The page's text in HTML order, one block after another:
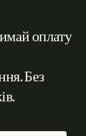
оплату
Без